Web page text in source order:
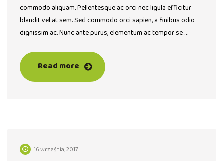
commodo aliquam. Pellentesque ac orci nec ligula efficitur
blandit vel at sem. Sed commodo orci sapien, a finibus odio
dignissim ac. Nunc ante purus, elementum ac tempor se …
Read more
16 września, 2017